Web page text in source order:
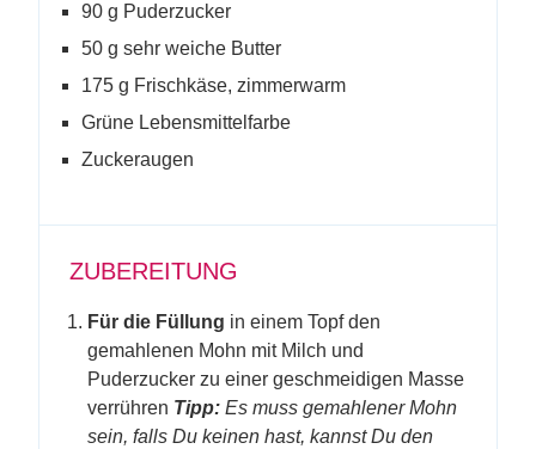
90 g Puderzucker
50 g sehr weiche Butter
175 g Frischkäse, zimmerwarm
Grüne Lebensmittelfarbe
Zuckeraugen
ZUBEREITUNG
Für die Füllung in einem Topf den
gemahlenen Mohn mit Milch und
Puderzucker zu einer geschmeidigen Masse
verrühren Tipp: Es muss gemahlener Mohn
sein, falls Du keinen hast, kannst Du den